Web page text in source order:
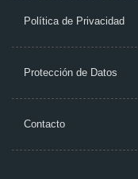
Política de Privacidad
Protección de Datos
Contacto